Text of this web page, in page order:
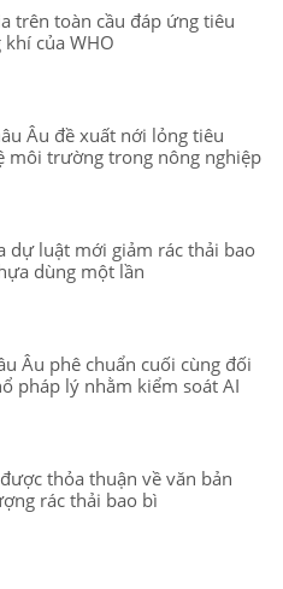
trên toàn cầu đáp ứng tiêu
của WHO
Âu đề xuất nới lỏng tiêu
môi trường trong nông nghiệp
dự luật mới giảm rác thải bao
dùng một lần
Âu phê chuẩn cuối cùng đối
pháp lý nhằm kiểm soát AI
thỏa thuận về văn bản
rác thải bao bì